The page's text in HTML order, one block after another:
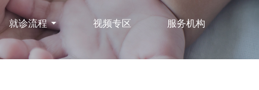
就诊流程 视频专区 服务机构